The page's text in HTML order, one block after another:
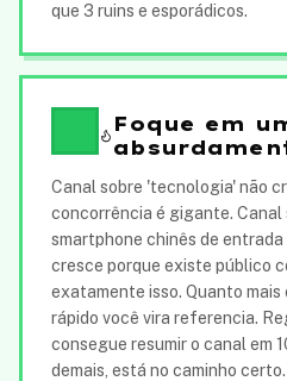
que 3 ruins e esporádicos.
Foque em
Canal sobre 'tecnologia' não
concorrência é gigante. Canal
smartphone chinês de
cresce porque existe público
exatamente isso. Quanto mais
rápido você vira referencia.
consegue resumir o canal em
demais, está no caminho certo.